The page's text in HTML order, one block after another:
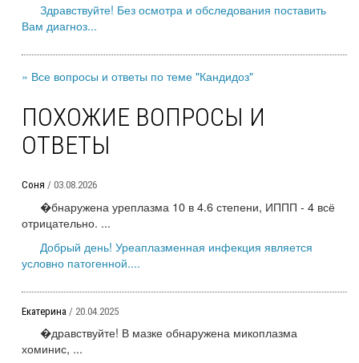
Здравствуйте! Без осмотра и обследования поставить
Вам диагноз...
» Все вопросы и ответы по теме "Кандидоз"
ПОХОЖИЕ ВОПРОСЫ И
ОТВЕТЫ
Соня / 03.08.2026
�бнаружена уреплазма 10 в 4.6 степени, ИППП - 4 всё
отрицательно. ...
Добрый день! Уреаплазменная инфекция является
условно патогенной....
Екатерина / 20.04.2025
�дравствуйте! В мазке обнаружена микоплазма
хоминис, ...